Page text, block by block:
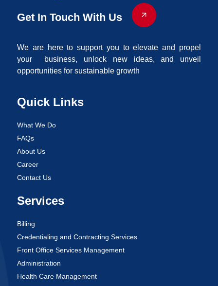
Get In Touch With Us
We are here to support you to elevate and propel
your business, unlock new ideas, and unveil
opportunities for sustainable growth
Quick Links
What We Do
FAQs
About Us
Career
Contact Us
Services
Billing
Credentialing and Contracting Services
Front Office Services Management
Administration
Health Care Management